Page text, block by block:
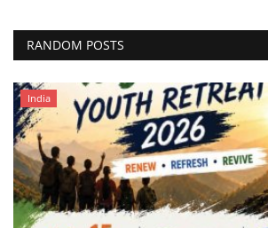
RANDOM POSTS
India